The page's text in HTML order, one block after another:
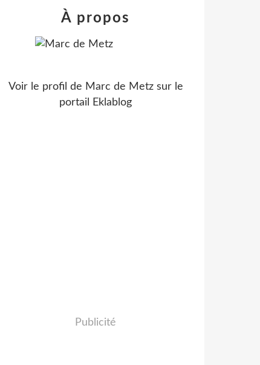
À propos
Voir le profil de Marc de Metzsur le
portail Eklablog
Publicité